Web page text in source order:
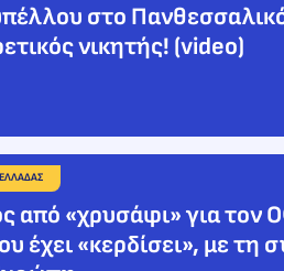
στο
νικητής! (video)
από «χρυσάφι» για τον
έχει «κερδίσει», με τη